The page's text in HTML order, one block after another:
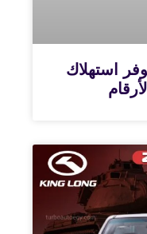
صني 2026 توفر استهلاك